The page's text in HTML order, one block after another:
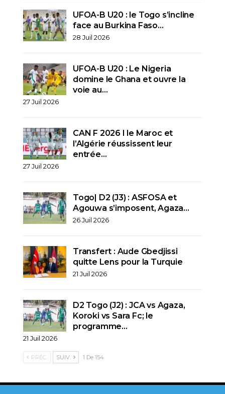
UFOA-B U20 : le Togo s’incline
face au Burkina Faso…
28 Juil 2026
UFOA-B U20 : Le Nigeria
domine le Ghana et ouvre la
voie au…
27 Juil 2026
CAN F 2026 I le Maroc et
l’Algérie réussissent leur
entrée…
27 Juil 2026
Togo| D2 (J3) : ASFOSA et
Agouwa s’imposent, Agaza…
26 Juil 2026
Transfert : Aude Gbedjissi
quitte Lens pour la Turquie
21 Juil 2026
D2 Togo (J2) : JCA vs Agaza,
Koroki vs Sara Fc; le
programme…
21 Juil 2026
PRÉC. SUIV. 1 De 154